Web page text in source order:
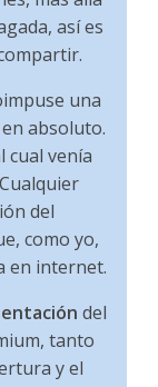
así es
una
absoluto.
cual venía
del
como yo,
en internet.
del
tanto
y el